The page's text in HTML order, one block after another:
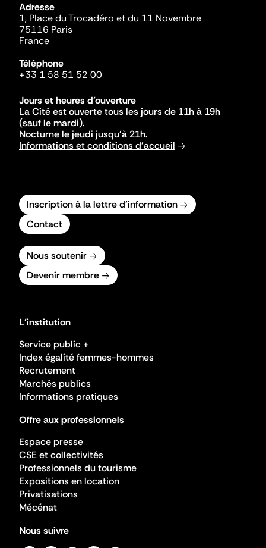
Adresse
1, Place du Trocadéro et du 11 Novembre
75116 Paris
France
Téléphone
+33 1 58 51 52 00
Jours et heures d'ouverture
La Cité est ouverte tous les jours de 11h à 19h
(sauf le mardi).
Nocturne le jeudi jusqu'à 21h.
Informations et conditions d'accueil
Inscription à la lettre d'information
Contact
Nous soutenir
Devenir membre
L'institution
Service public +
Index égalité femmes-hommes
Recrutement
Marchés publics
Informations pratiques
Offre aux professionnels
Espace presse
CSE et collectivités
Professionnels du tourisme
Expositions en location
Privatisations
Mécénat
Nous suivre